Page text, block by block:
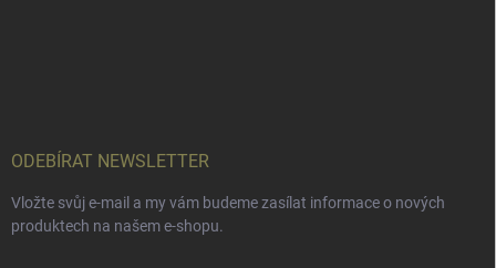
ODEBÍRAT NEWSLETTER
Vložte svůj e-mail a my vám budeme zasílat informace o nových
produktech na našem e-shopu.